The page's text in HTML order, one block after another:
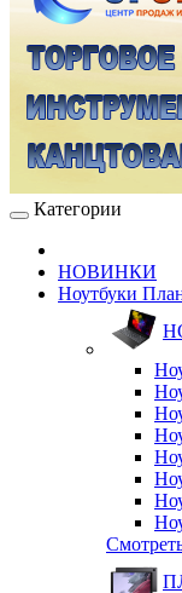
Категории
НОВИНКИ
Ноутбуки